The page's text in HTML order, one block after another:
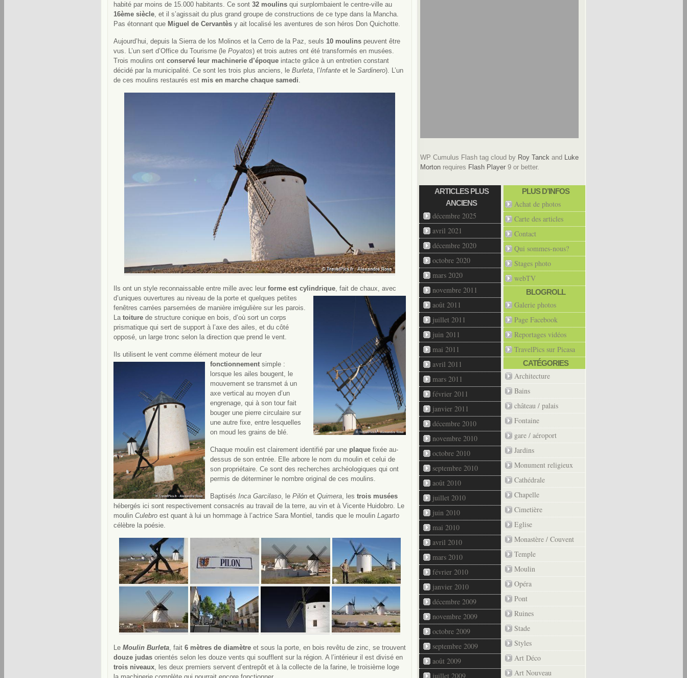
habité par moins de 15.000 habitants. Ce sont 32 moulins qui surplombaient le centre-ville au
16ème siècle, et il s’agissait du plus grand groupe de constructions de ce type dans la Mancha.
Pas étonnant que Miguel de Cervantès y ait localisé les aventures de son héros Don Quichotte.
Aujourd’hui, depuis la Sierra de los Molinos et la Cerro de la Paz, seuls 10 moulins peuvent être
vus. L’un sert d’Office du Tourisme (le Poyatos) et trois autres ont été transformés en musées.
Trois moulins ont conservé leur machinerie d’époque intacte grâce à un entretien constant
décidé par la municipalité. Ce sont les trois plus anciens, le Burleta, l’Infante et le Sardinero). L’un
de ces moulins restaurés est mis en marche chaque samedi.
Ils ont un style reconnaissable entre mille avec leur forme est cylindrique, fait de chaux, avec
d’uniques ouvertures au niveau de la porte et quelques petites
fenêtres carrées parsemées de manière irrégulière sur les parois.
La toiture de structure conique en bois, d’où sort un corps
prismatique qui sert de support à l’axe des ailes, et du côté
opposé, un large tronc selon la direction que prend le vent.
Ils utilisent le vent comme élément moteur de leur
fonctionnement simple :
lorsque les ailes bougent, le
mouvement se transmet á un
axe vertical au moyen d’un
engrenage, qui à son tour fait
bouger une pierre circulaire sur
une autre fixe, entre lesquelles
on moud les grains de blé.
Chaque moulin est clairement identifié par une plaque fixée au-
dessus de son entrée. Elle arbore le nom du moulin et celui de
son propriétaire. Ce sont des recherches archéologiques qui ont
permis de déterminer le nombre original de ces moulins.
Baptisés Inca Garcilaso, le Pilón et Quimera, les trois musées
hébergés ici sont respectivement consacrés au travail de la terre, au vin et à Vicente Huidobro. Le
moulin Culebro est quant à lui un hommage à l’actrice Sara Montiel, tandis que le moulin Lagarto
célèbre la poésie.
Le Moulin Burleta, fait 6 mètres de diamètre et sous la porte, en bois revêtu de zinc, se trouvent
douze judas orientés selon les douze vents qui soufflent sur la région. A l’intérieur il est divisé en
trois niveaux, les deux premiers servent d’entrepôt et à la collecte de la farine, le troisième loge
WP Cumulus Flash tag cloud by Roy Tanck and Luke
Morton requires Flash Player 9 or better.
ARTICLES PLUS
ANCIENS
décembre 2025
avril 2021
décembre 2020
octobre 2020
mars 2020
novembre 2011
août 2011
juillet 2011
juin 2011
mai 2011
avril 2011
mars 2011
février 2011
janvier 2011
décembre 2010
novembre 2010
octobre 2010
septembre 2010
août 2010
juillet 2010
juin 2010
mai 2010
avril 2010
mars 2010
février 2010
janvier 2010
décembre 2009
novembre 2009
octobre 2009
septembre 2009
août 2009
juillet 2009
PLUS D’INFOS
Achat de photos
Carte des articles
Contact
Qui sommes-nous?
Stages photo
webTV
BLOGROLL
Galerie photos
Page Facebook
Reportages vidéos
TravelPics sur Picasa
CATÉGORIES
Architecture
Bains
château / palais
Fontaine
gare / aéroport
Jardins
Monument religieux
Cathédrale
Chapelle
Cimetière
Eglise
Monastère / Couvent
Temple
Moulin
Opéra
Pont
Ruines
Stade
Styles
Art Déco
Art Nouveau